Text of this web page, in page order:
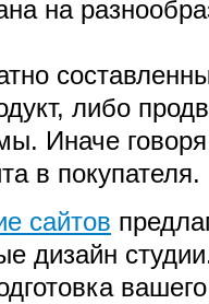
на
либо
Иначе
в покупателя.
сайтов
дизайн